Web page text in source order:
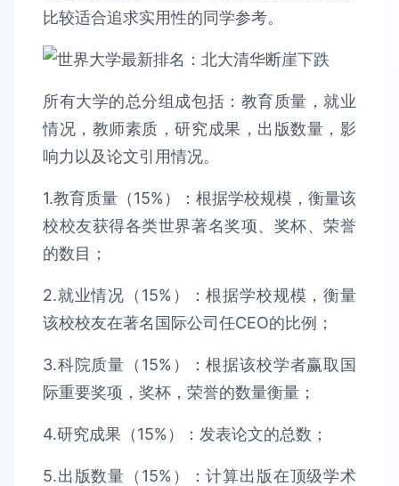
比较适合追求实用性的同学参考。
所有大学的总分组成包括：教育质量，就业
情况，教师素质，研究成果，出版数量，影
响力以及论文引用情况。
1.教育质量（15%）：根据学校规模，衡量该
校校友获得各类世界著名奖项、奖杯、荣誉
的数目；
2.就业情况（15%）：根据学校规模，衡量
该校校友在著名国际公司任CEO的比例；
3.科院质量（15%）：根据该校学者赢取国
际重要奖项，奖杯，荣誉的数量衡量；
4.研究成果（15%）：发表论文的总数；
5.出版数量（15%）：计算出版在顶级学术